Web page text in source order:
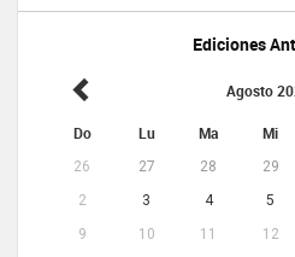
Ediciones
Agosto
Do Lu Ma Mi
26 27 28 29
2
3 4 5
9
10 11 12